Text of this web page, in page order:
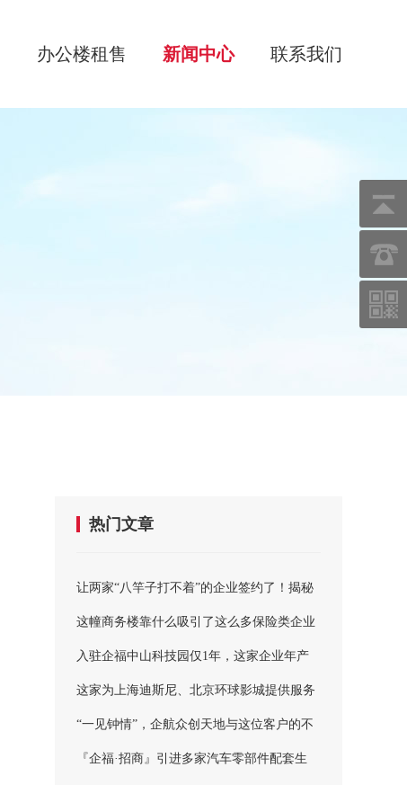
办公楼租售 新闻中心 联系我们
热门文章
让两家“八竿子打不着”的企业签约了！揭秘
企福招商高手的武功秘笈......
这幢商务楼靠什么吸引了这么多保险类企业
入驻？
入驻企福中山科技园仅1年，这家企业年产
值达2000万
这家为上海迪斯尼、北京环球影城提供服务
的企业，入驻企福亿田科技园了！
“一见钟情”，企航众创天地与这位客户的不
解之缘
『企福·招商』引进多家汽车零部件配套生